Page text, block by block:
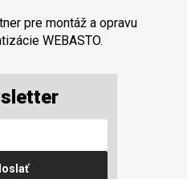
pre montáž a opravu
WEBASTO.